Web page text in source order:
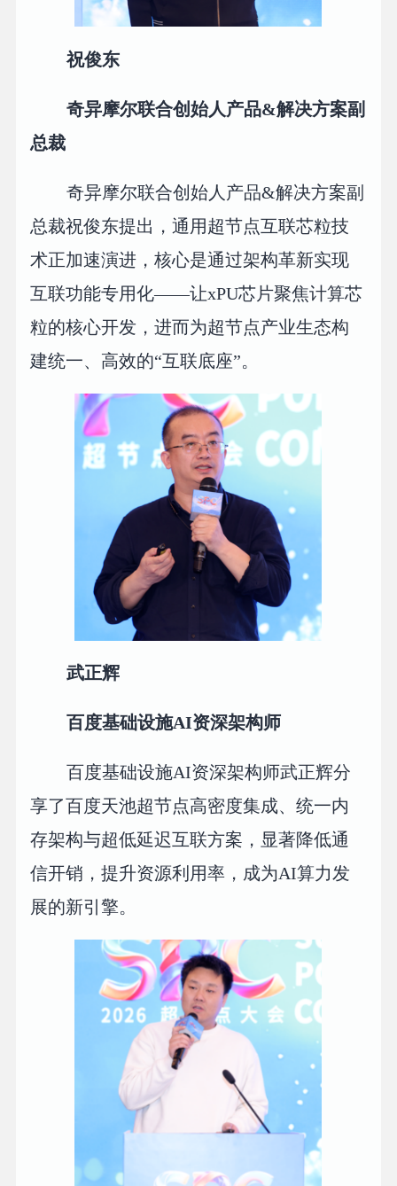
祝俊东
奇异摩尔联合创始人产品&解决方案副
总裁
奇异摩尔联合创始人产品&解决方案副
总裁祝俊东提出，通用超节点互联芯粒技
术正加速演进，核心是通过架构革新实现
互联功能专用化——让xPU芯片聚焦计算芯
粒的核心开发，进而为超节点产业生态构
建统一、高效的“互联底座”。
武正辉
百度基础设施AI资深架构师
百度基础设施AI资深架构师武正辉分
享了百度天池超节点高密度集成、统一内
存架构与超低延迟互联方案，显著降低通
信开销，提升资源利用率，成为AI算力发
展的新引擎。